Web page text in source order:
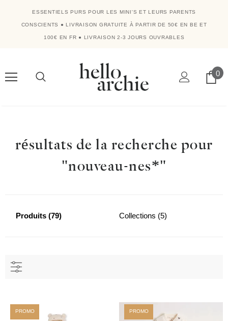
ESSENTIELS PURS POUR LES MINI'S ET LEURS PARENTS
CONSCIENTS ●LIVRAISON GRATUITE À PARTIR DE 50€ EN BE ET
100€ EN FR ● LIVRAISON 2-3 JOURS OUVRABLES
0
résultats de la recherche pour
"nouveau-nes*"
Produits (79) Collections (5)
PROMO PROMO